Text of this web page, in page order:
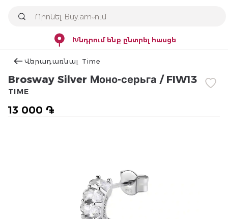
Խնդրում ենք ընտրել հասցե
Վերադառնալ Time
Brosway Silver Моно-серьга / FIW13
13 000 ֏
TIME